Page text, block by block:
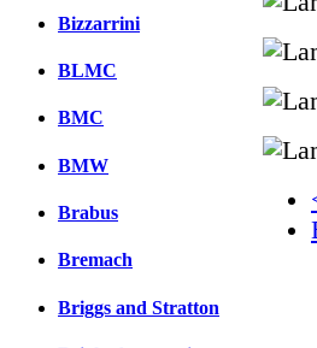
Bizzarrini
BLMC
BMC
BMW
Brabus
Bremach
Briggs and Stratton